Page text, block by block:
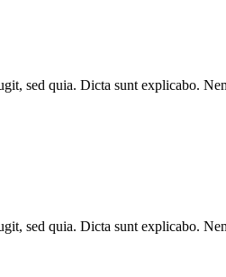
sed quia. Dicta sunt explicabo.
sed quia. Dicta sunt explicabo.